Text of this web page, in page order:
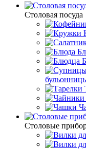
Столовая посуда
Cтоловые